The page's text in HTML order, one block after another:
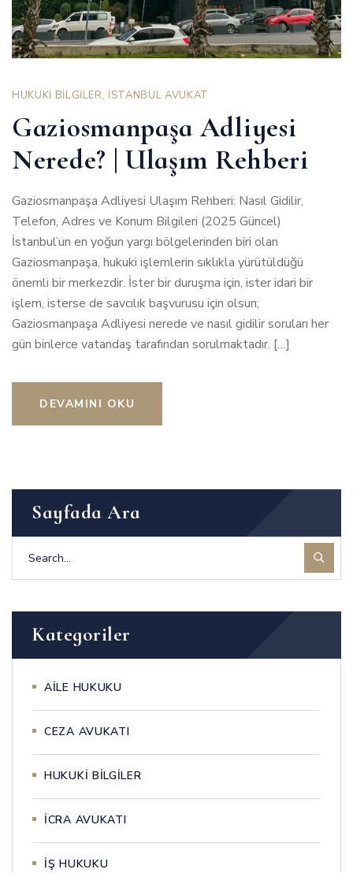
HUKUKİ BİLGİLER, İSTANBUL AVUKAT
Gaziosmanpaşa Adliyesi
Nerede? | Ulaşım Rehberi
Gaziosmanpaşa Adliyesi Ulaşım Rehberi: Nasıl Gidilir,
Telefon, Adres ve Konum Bilgileri (2025 Güncel)
İstanbul’un en yoğun yargı bölgelerinden biri olan
Gaziosmanpaşa, hukuki işlemlerin sıklıkla yürütüldüğü
önemli bir merkezdir. İster bir duruşma için, ister idari bir
işlem, isterse de savcılık başvurusu için olsun;
Gaziosmanpaşa Adliyesi nerede ve nasıl gidilir soruları her
gün binlerce vatandaş tarafından sorulmaktadır. […]
DEVAMINI OKU
Sayfada Ara
Kategoriler
AİLE HUKUKU
CEZA AVUKATI
HUKUKİ BİLGİLER
İCRA AVUKATI
İŞ HUKUKU